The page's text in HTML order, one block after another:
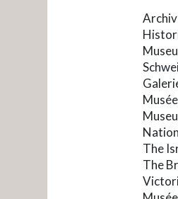
The
The